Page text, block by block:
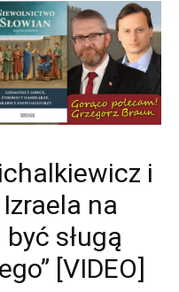
i
na
sługą
[VIDEO]